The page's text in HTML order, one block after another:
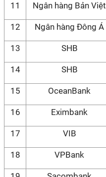
11 Ngân hàng Bản Việt
12 Ngân hàng Đông Á
13 SHB
14 SHB
15 OceanBank
16 Eximbank
17 VIB
18 VPBank